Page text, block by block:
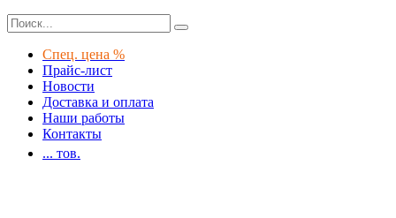
Спец. цена %
Прайс-лист
Новости
Доставка и оплата
Наши работы
Контакты
... тов.